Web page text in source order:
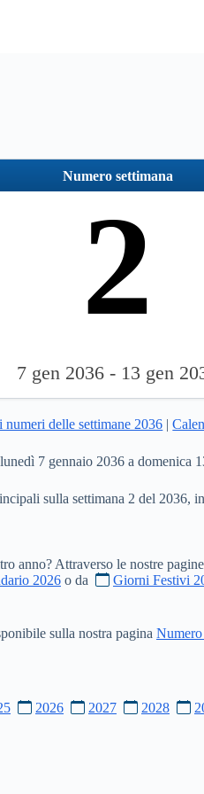
Numero settimana
2
7 gen 2036 - 13 gen
numeri delle settimane 2036 |
7 gennaio 2036 a domenica
sulla settimana 2 del 2036,
anno? Attraverso le nostre
2026 o da Giorni Festivi
sulla nostra pagina
2026 2027 2028